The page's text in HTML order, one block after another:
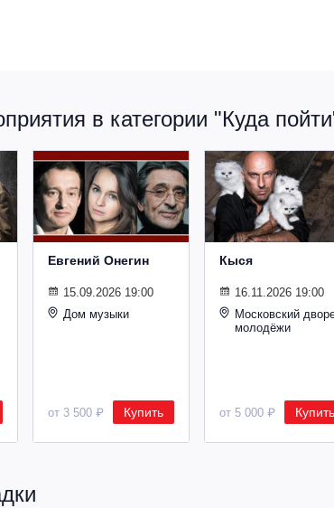
в категории "Куда
Евгений Онегин
15.09.2026 19:00
Дом музыки
от 3 500 ₽ Купить
Кыся
16.11.2026 19:00
Московский
молодёжи
от 5 000 ₽ Купить